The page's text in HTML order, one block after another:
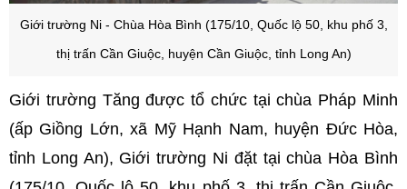
Giới trường Ni - Chùa Hòa Bình (175/10, Quốc lộ 50, khu phố 3,
thị trấn Cần Giuộc, huyện Cần Giuộc, tỉnh Long An)
Giới trường Tăng được tổ chức tại chùa Pháp Minh
(ấp Giồng Lớn, xã Mỹ Hạnh Nam, huyện Đức Hòa,
tỉnh Long An), Giới trường Ni đặt tại chùa Hòa Bình